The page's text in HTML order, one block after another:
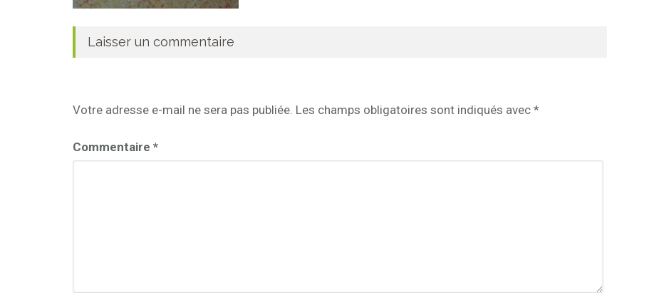
Laisser un commentaire
Votre adresse e-mail ne sera pas publiée. Les champs obligatoires sont indiqués avec *
Commentaire *